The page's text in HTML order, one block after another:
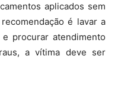
aplicados sem
é lavar a
procurar atendimento
a vítima deve ser